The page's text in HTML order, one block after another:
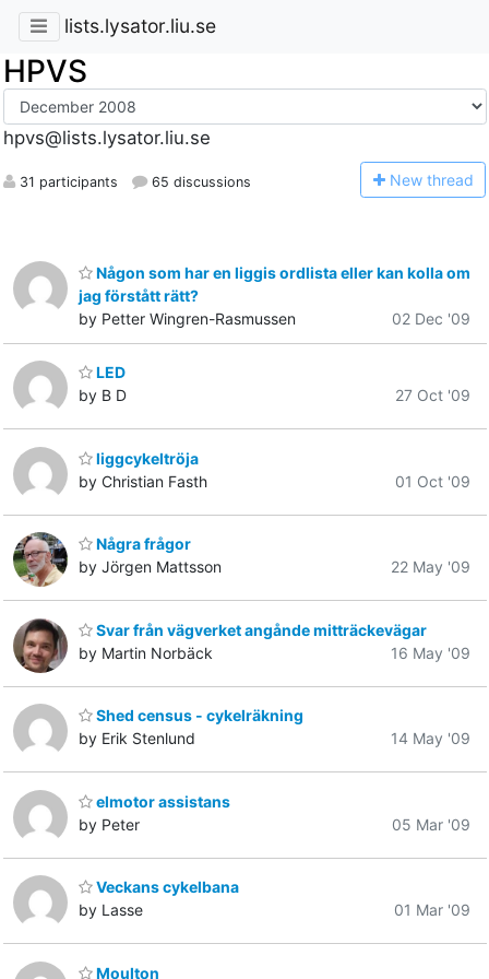
lists.lysator.liu.se
HPVS
hpvs@lists.lysator.liu.se
31 participants 65 discussions New thread
Någon som har en liggis ordlista eller kan kolla om
jag förstått rätt?
by Petter Wingren-Rasmussen
02 Dec '09
LED
by B D
27 Oct '09
liggcykeltröja
by Christian Fasth
01 Oct '09
Några frågor
by Jörgen Mattsson
22 May '09
Svar från vägverket angånde mitträckevägar
by Martin Norbäck
16 May '09
Shed census - cykelräkning
by Erik Stenlund
14 May '09
elmotor assistans
by Peter
05 Mar '09
Veckans cykelbana
by Lasse
01 Mar '09
Moulton